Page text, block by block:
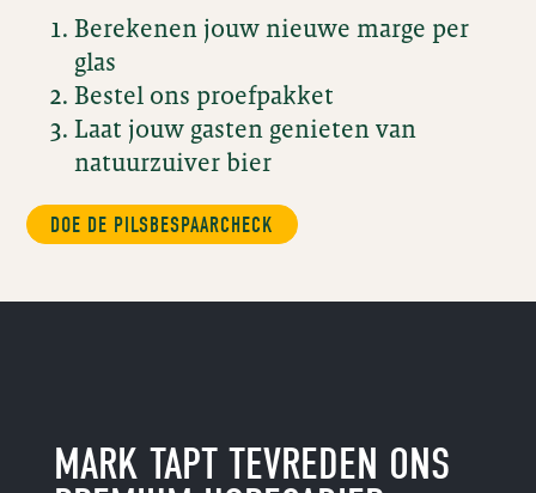
Berekenen jouw nieuwe marge per
glas
Bestel ons proefpakket
Laat jouw gasten genieten van
natuurzuiver bier
DOE DE PILSBESPAARCHECK
MARK TAPT TEVREDEN ONS